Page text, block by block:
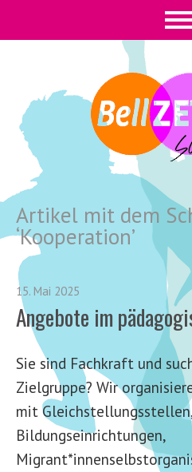
Artikel mit dem
‘Kooperation’
15. Mai 2025
Angebote im
Sie sind Fachkraft und
Zielgruppe? Wir
mit
Bildungseinrichtungen,